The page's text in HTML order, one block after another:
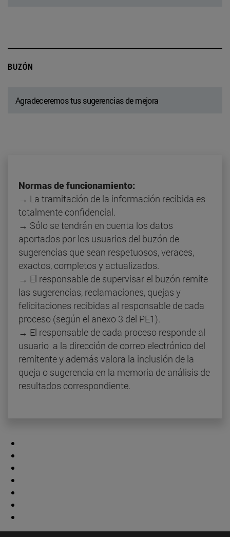
BUZÓN
Agradeceremos tus sugerencias de mejora
Normas de funcionamiento:
→ La tramitación de la información recibida es
totalmente confidencial.
→ Sólo se tendrán en cuenta los datos
aportados por los usuarios del buzón de
sugerencias que sean respetuosos, veraces,
exactos, completos y actualizados.
→ El responsable de supervisar el buzón remite
las sugerencias, reclamaciones, quejas y
felicitaciones recibidas al responsable de cada
proceso (según el anexo 3 del PE1).
→ El responsable de cada proceso responde al
usuario a la dirección de correo electrónico del
remitente y además valora la inclusión de la
queja o sugerencia en la memoria de análisis de
resultados correspondiente.